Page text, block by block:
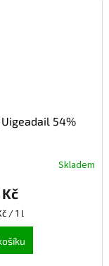
54%
Skladem
/ 1 l